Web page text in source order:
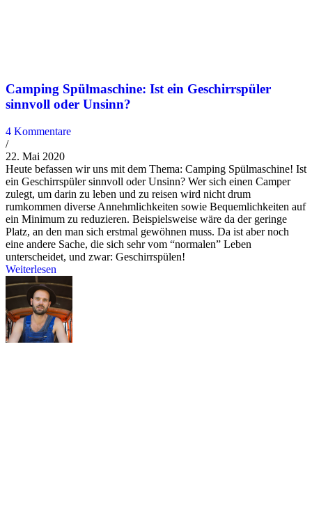
Camping Spülmaschine: Ist ein Geschirrspüler
sinnvoll oder Unsinn?
4 Kommentare
/
22. Mai 2020
Heute befassen wir uns mit dem Thema: Camping Spülmaschine! Ist
ein Geschirrspüler sinnvoll oder Unsinn? Wer sich einen Camper
zulegt, um darin zu leben und zu reisen wird nicht drum
rumkommen diverse Annehmlichkeiten sowie Bequemlichkeiten auf
ein Minimum zu reduzieren. Beispielsweise wäre da der geringe
Platz, an den man sich erstmal gewöhnen muss. Da ist aber noch
eine andere Sache, die sich sehr vom “normalen” Leben
unterscheidet, und zwar: Geschirrspülen!
Weiterlesen